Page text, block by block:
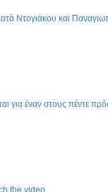
Ντογιάκου και
για έναν στους πέντε
the video